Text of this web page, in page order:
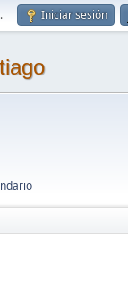
. Iniciar sesión